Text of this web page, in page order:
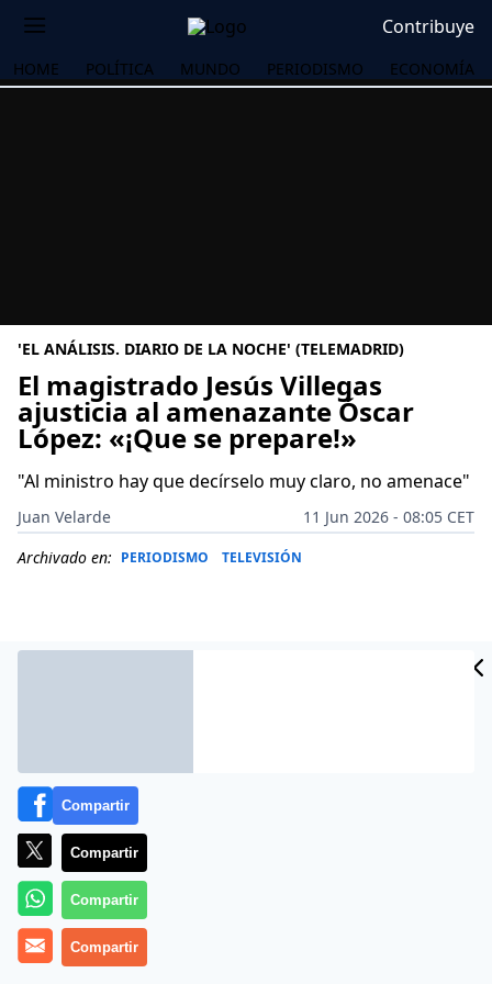
Contribuye
HOME POLÍTICA MUNDO PERIODISMO ECONOMÍA
'EL ANÁLISIS. DIARIO DE LA NOCHE' (TELEMADRID)
El magistrado Jesús Villegas
ajusticia al amenazante Óscar
López: «¡Que se prepare!»
"Al ministro hay que decírselo muy claro, no amenace"
Juan Velarde
11 Jun 2026 - 08:05 CET
Archivado en: PERIODISMO TELEVISIÓN
Más información
Compartir
Compartir
Compartir
Compartir